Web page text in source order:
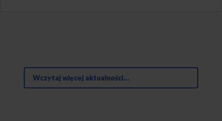
Wczytaj więcej aktualności...